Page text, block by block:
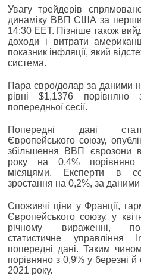
Увагу трейдерів
динаміку ВВП США за
14:30 EET. Пізніше також
доходи і витрати
показник інфляції, який
система.
Пара євро/долар за даними
рівні $1,1376
попередньої сесії.
Попередні дані
Європейського союзу,
збільшення ВВП єврозони
року на 0,4% порівняно
місяцями. Експерти в
зростання на 0,2%, за
Споживчі ціни у Франції,
Європейського союзу, у
річному вираженні,
статистичне управління
попередні дані. Таким
порівняно з 0,9% у березні
2021 року.